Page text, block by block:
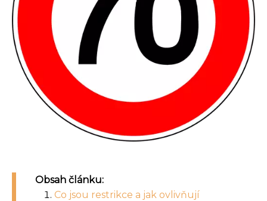
Obsah článku:
Co jsou restrikce a jak ovlivňují